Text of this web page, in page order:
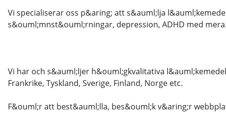
Vi specialiserar oss p&aring; att s&auml;lja
s&ouml;mnst&ouml;rningar, depression, ADHD med mera.
Vi har och s&auml;ljer h&ouml;gkvalitativa
Frankrike, Tyskland, Sverige, Finland, Norge etc.
F&ouml;r att best&auml;lla, bes&ouml;k v&aring;r